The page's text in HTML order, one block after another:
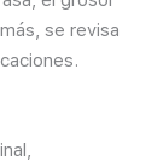
se revisa